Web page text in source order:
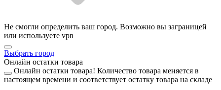
Не смогли определить ваш город. Возможно вы заграницей
или используете vpn
Выбрать город
Онлайн остатки товара
Онлайн остатки товара! Количество товара меняется в
настоящем времени и соответствует остатку товара на складе